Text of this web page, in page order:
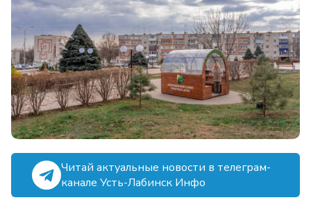
Читай актуальные новости в телеграм-
канале Усть-Лабинск Инфо